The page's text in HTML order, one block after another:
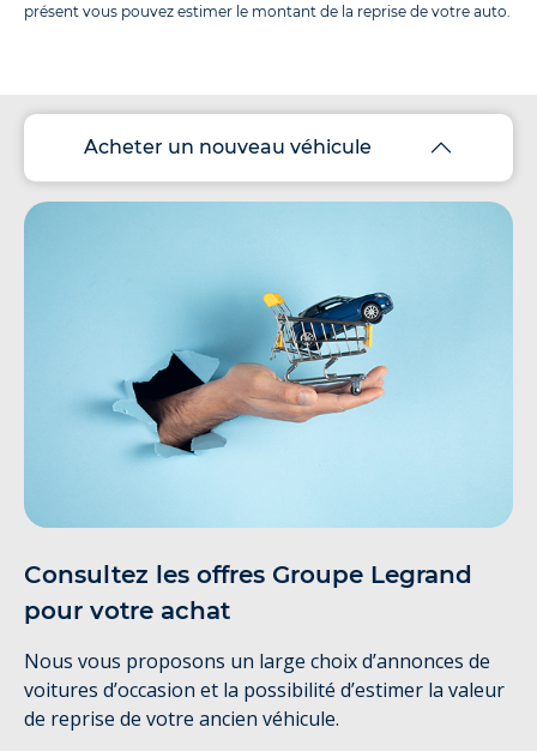
présent vous pouvez estimer le montant de la reprise de votre auto.
Acheter un nouveau véhicule
Consultez les offres Groupe Legrand
pour votre achat
Nous vous proposons un large choix d’annonces de
voitures d’occasion et la possibilité d’estimer la valeur
de reprise de votre ancien véhicule.